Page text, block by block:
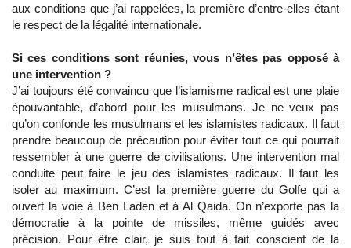
aux conditions que j’ai rappelées, la première d’entre-elles étant
le respect de la légalité internationale.
Si ces conditions sont réunies, vous n’êtes pas opposé à
une intervention ?
J’ai toujours été convaincu que l’islamisme radical est une plaie
épouvantable, d’abord pour les musulmans. Je ne veux pas
qu’on confonde les musulmans et les islamistes radicaux. Il faut
prendre beaucoup de précaution pour éviter tout ce qui pourrait
ressembler à une guerre de civilisations. Une intervention mal
conduite peut faire le jeu des islamistes radicaux. Il faut les
isoler au maximum. C’est la première guerre du Golfe qui a
ouvert la voie à Ben Laden et à Al Qaida. On n’exporte pas la
démocratie à la pointe de missiles, même guidés avec
précision. Pour être clair, je suis tout à fait conscient de la